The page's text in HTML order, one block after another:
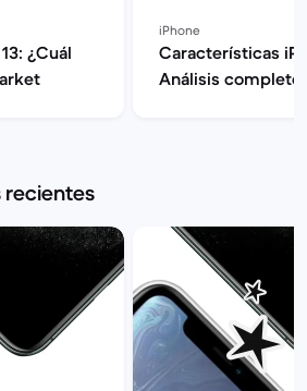
¿Cuál
iPhone
Características
Análisis completo